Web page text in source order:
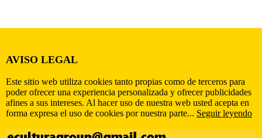
AVISO LEGAL
Este sitio web utiliza cookies tanto propias como de terceros para
poder ofrecer una experiencia personalizada y ofrecer publicidades
afines a sus intereses. Al hacer uso de nuestra web usted acepta en
forma expresa el uso de cookies por nuestra parte... Seguir leyendo